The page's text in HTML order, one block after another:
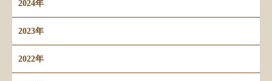
2024年
2023年
2022年